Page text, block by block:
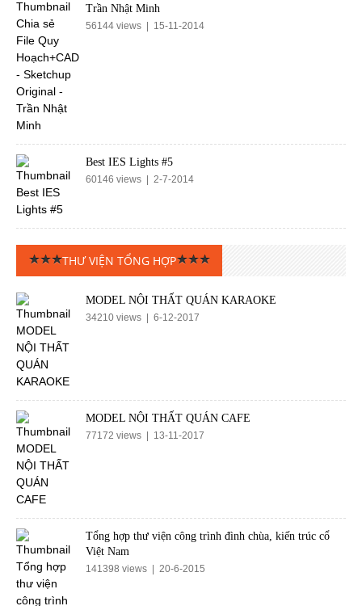
Trần Nhật Minh
56144 views | 15-11-2014
Best IES Lights #5
60146 views | 2-7-2014
THƯ VIỆN TỔNG HỢP
MODEL NỘI THẤT QUÁN KARAOKE
34210 views | 6-12-2017
MODEL NỘI THẤT QUÁN CAFE
77172 views | 13-11-2017
Tổng hợp thư viện công trình đình chùa, kiến trúc cổ
Việt Nam
141398 views | 20-6-2015